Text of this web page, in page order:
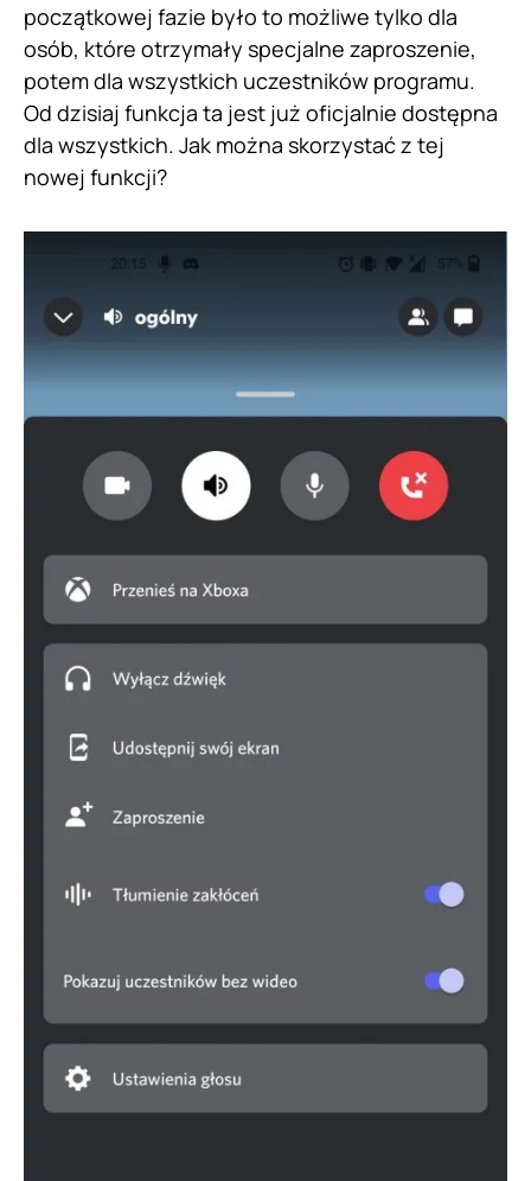
początkowej fazie było to możliwe tylko dla
osób, które otrzymały specjalne zaproszenie,
potem dla wszystkich uczestników programu.
Od dzisiaj funkcja ta jest już oficjalnie dostępna
dla wszystkich. Jak można skorzystać z tej
nowej funkcji?